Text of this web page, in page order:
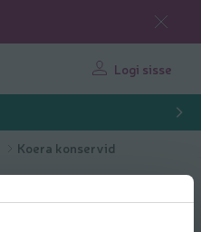
Logi sisse
Koera konservid